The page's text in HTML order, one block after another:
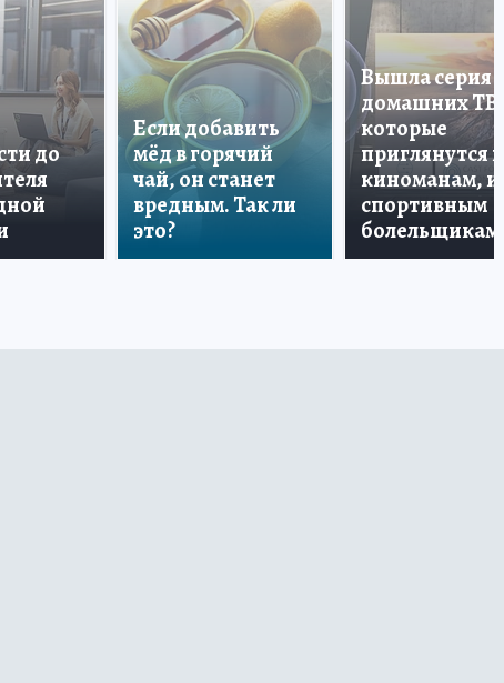
до
Если добавить
мёд в горячий
чай, он станет
вредным. Так ли
это?
Вышла серия
домашних ТВ,
которые
приглянутся и
киноманам, и
спортивным
болельщикам